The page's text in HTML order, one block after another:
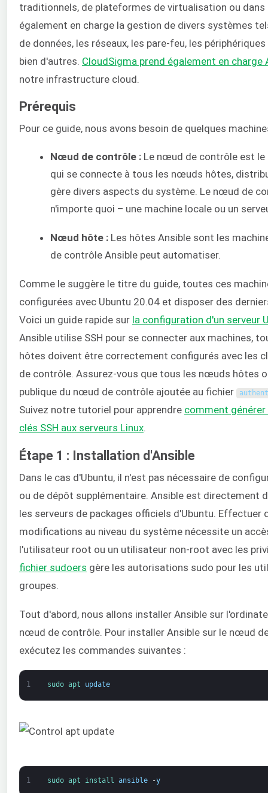
traditionnels, de plateformes de virtualisation ou dans
également en charge la gestion de divers systèmes
de données, les réseaux, les pare-feu, les
bien d'autres. CloudSigma prend également en charge
notre infrastructure cloud.
Prérequis
Pour ce guide, nous avons besoin de quelques
Nœud de contrôle : Le nœud de contrôle est
qui se connecte à tous les nœuds hôtes,
gère divers aspects du système. Le nœud de
n'importe quoi – une machine locale ou un
Nœud hôte : Les hôtes Ansible sont les
de contrôle Ansible peut automatiser.
Comme le suggère le titre du guide, toutes ces
configurées avec Ubuntu 20.04 et disposer des
Voici un guide rapide sur la configuration d'un serveur
Ansible utilise SSH pour se connecter aux machines,
hôtes doivent être correctement configurés avec les
de contrôle. Assurez-vous que tous les nœuds hôtes
publique du nœud de contrôle ajoutée au fichier
Suivez notre tutoriel pour apprendre comment
clés SSH aux serveurs Linux.
Étape 1 : Installation d'Ansible
Dans le cas d'Ubuntu, il n'est pas nécessaire de
ou de dépôt supplémentaire. Ansible est directement
les serveurs de packages officiels d'Ubuntu. Effectuer
modifications au niveau du système nécessite un
l'utilisateur root ou un utilisateur non-root avec les
fichier sudoers gère les autorisations sudo pour les
groupes.
Tout d'abord, nous allons installer Ansible sur
nœud de contrôle. Pour installer Ansible sur le nœud
exécutez les commandes suivantes :
1 sudo apt update
1 sudo apt install ansible -y